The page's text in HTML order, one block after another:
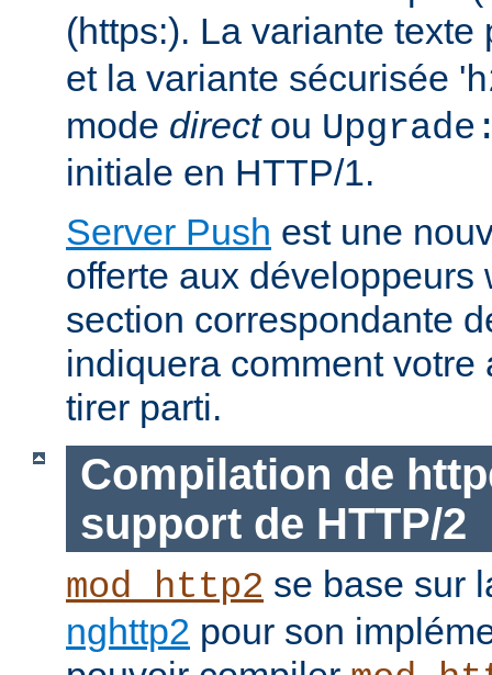
(https:). La variante texte
et la variante sécurisée '
mode directou
initiale en HTTP/1.
Server Push est une
offerte aux développeurs
section correspondante
indiquera comment
tirer parti.
Compilation de
support de HTTP/2
mod_http2 se base sur
nghttp2 pour son